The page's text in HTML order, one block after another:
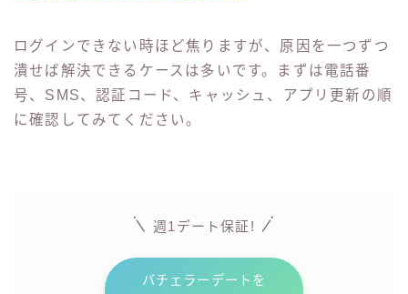
ログインできない時ほど焦りますが、原因を一つずつ
潰せば解決できるケースは多いです。まずは電話番
号、SMS、認証コード、キャッシュ、アプリ更新の順
に確認してみてください。
週1デート保証!
バチェラーデートを